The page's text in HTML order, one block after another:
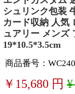
シュリンク包装
カード収納 人気
ュアリー メンズ
19*10.5*3.5cm
商品番号：
￥ 15,680 円